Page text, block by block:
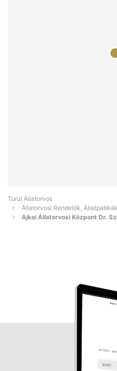
Turul Állatorvos
Állatorvosi Rendelők,
Ajkai Állatorvosi Központ Dr.